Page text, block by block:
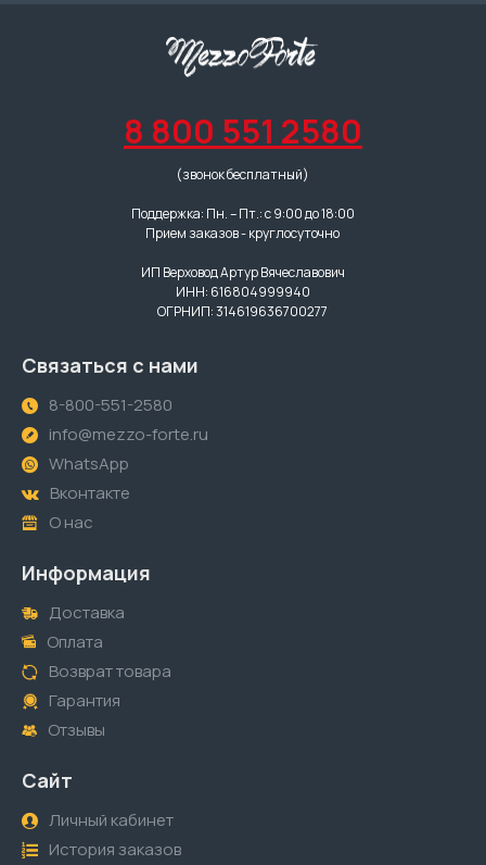
8 800 551 2580
(звонок бесплатный)
Поддержка: Пн. – Пт.: с 9:00 до 18:00
Прием заказов - круглосуточно
ИП Верховод Артур Вячеславович
ИНН: 616804999940
ОГРНИП: 314619636700277
Связаться с нами
8-800-551-2580
info@mezzo-forte.ru
WhatsApp
Вконтакте
О нас
Информация
Доставка
Оплата
Возврат товара
Гарантия
Отзывы
Сайт
Личный кабинет
История заказов